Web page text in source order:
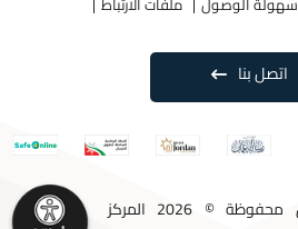
اتصل بنا
جميع الحقوق محفوظة © 2026 المركز